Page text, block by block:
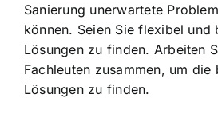
Sanierung unerwartete
können. Seien Sie flexibel und
Lösungen zu finden. Arbeiten
Fachleuten zusammen, um die
Lösungen zu finden.